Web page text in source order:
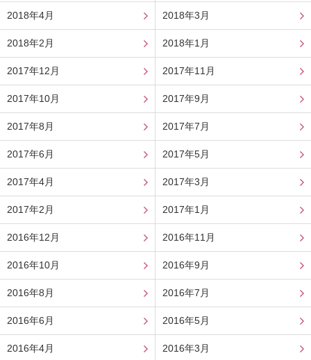
2018年4月 2018年3月
2018年2月 2018年1月
2017年12月 2017年11月
2017年10月 2017年9月
2017年8月 2017年7月
2017年6月 2017年5月
2017年4月 2017年3月
2017年2月 2017年1月
2016年12月 2016年11月
2016年10月 2016年9月
2016年8月 2016年7月
2016年6月 2016年5月
2016年4月 2016年3月